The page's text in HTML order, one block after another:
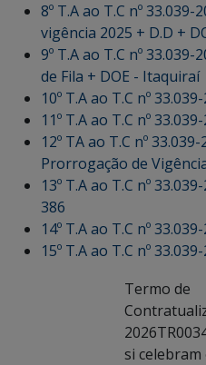
8º T.A ao T.C nº
vigência 2025 + D.D +
9º T.A ao T.C nº
de Fila + DOE - Itaquiraí
10º T.A ao T.C nº
11º T.A ao T.C nº
12º TA ao T.C nº
Prorrogação de
13º T.A ao T.C nº
386
14º T.A ao T.C nº
15º T.A ao T.C nº
Termo de
si celebram